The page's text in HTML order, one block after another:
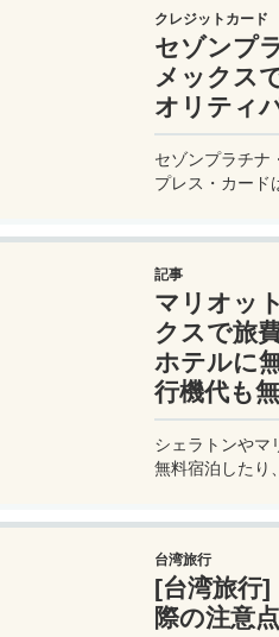
クレジットカード
セゾンプ
メックス
オリティ
セゾンプラチナ
プレス・カード
最適です。初年
スと実用性を兼
たのビジネスを
記事
マリオッ
クスで旅
ホテルに
行機代も無
シェラトンやマ
無料宿泊したり
カード 」の魅力
詳しく紹介して
台湾旅行
[台湾旅行]
際の注意点